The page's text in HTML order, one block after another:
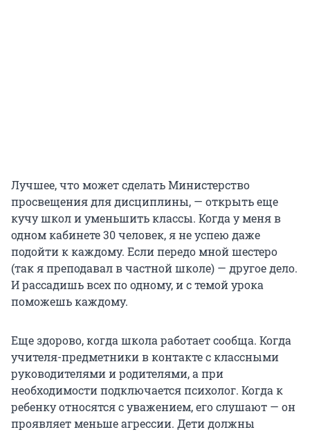
Лучшее, что может сделать Министерство
просвещения для дисциплины, — открыть еще
кучу школ и уменьшить классы. Когда у меня в
одном кабинете 30 человек, я не успею даже
подойти к каждому. Если передо мной шестеро
(так я преподавал в частной школе) — другое дело.
И рассадишь всех по одному, и с темой урока
поможешь каждому.
Еще здорово, когда школа работает сообща. Когда
учителя-предметники в контакте с классными
руководителями и родителями, а при
необходимости подключается психолог. Когда к
ребенку относятся с уважением, его слушают — он
проявляет меньше агрессии. Дети должны